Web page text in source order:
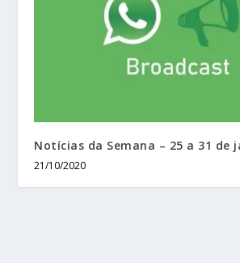
Notícias da Semana – 25 a 31 de
21/10/2020